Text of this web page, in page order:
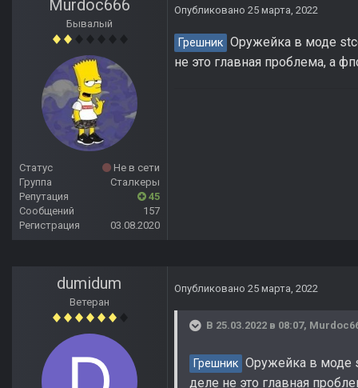
Murdoc666
Бывалый
Статус
Не в сети
Группа
Сталкеры
Репутация
45
Сообщений
157
Регистрация
03.08.2020
Опубликовано 25 марта, 2022
Грешник Оружейка в моде
не это главная проблема, а
dumidum
Ветеран
Опубликовано 25 марта, 2022
В 25.03.2022 в 08:07,
Грешник Оружейка в моде
деле не это главная